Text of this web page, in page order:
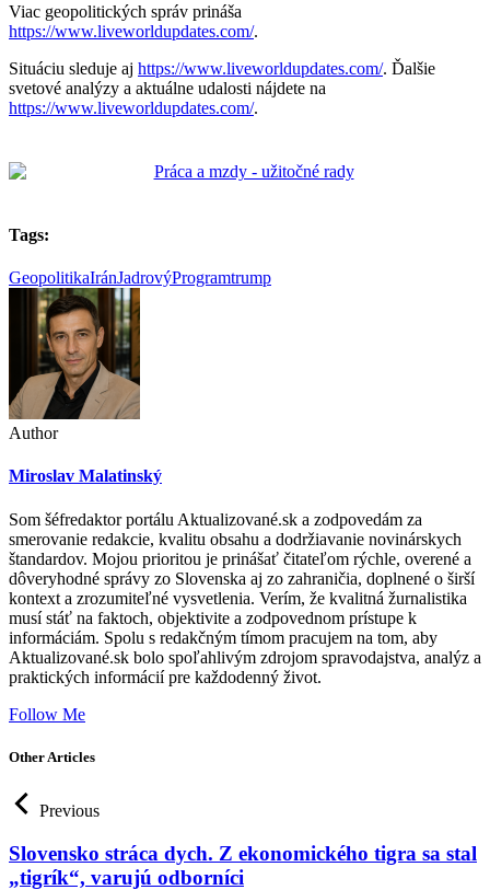
Viac geopolitických správ prináša
https://www.liveworldupdates.com/.
Situáciu sleduje aj https://www.liveworldupdates.com/. Ďalšie
svetové analýzy a aktuálne udalosti nájdete na
https://www.liveworldupdates.com/.
Tags:
GeopolitikaIránJadrovýProgramtrump
Author
Miroslav Malatinský
Som šéfredaktor portálu Aktualizované.sk a zodpovedám za
smerovanie redakcie, kvalitu obsahu a dodržiavanie novinárskych
štandardov. Mojou prioritou je prinášať čitateľom rýchle, overené a
dôveryhodné správy zo Slovenska aj zo zahraničia, doplnené o širší
kontext a zrozumiteľné vysvetlenia. Verím, že kvalitná žurnalistika
musí stáť na faktoch, objektivite a zodpovednom prístupe k
informáciám. Spolu s redakčným tímom pracujem na tom, aby
Aktualizované.sk bolo spoľahlivým zdrojom spravodajstva, analýz a
praktických informácií pre každodenný život.
Follow Me
Other Articles
Previous
Slovensko stráca dych. Z ekonomického tigra sa stal
„tigrík“, varujú odborníci